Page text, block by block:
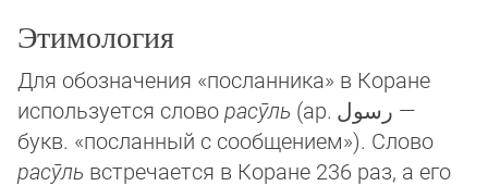
Этимология
Для обозначения «посланника» в Коране
используется словорасӯль (ар. رسول ‎ —
букв. «пос­лан­ный с сообщением»). Слово
расӯль встречается в Коране 236 раз, а его